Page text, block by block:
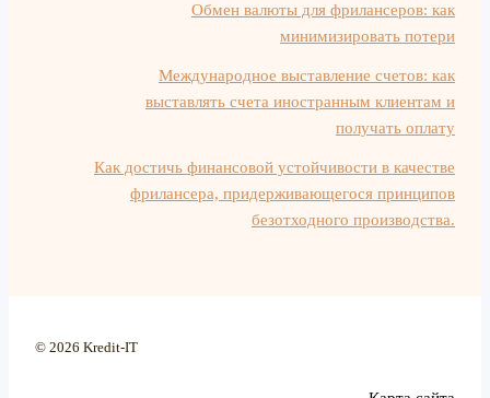
Обмен валюты для фрилансеров: как
минимизировать потери
Международное выставление счетов: как
выставлять счета иностранным клиентам и
получать оплату
Как достичь финансовой устойчивости в качестве
фрилансера, придерживающегося принципов
безотходного производства.
© 2026 Kredit-IT